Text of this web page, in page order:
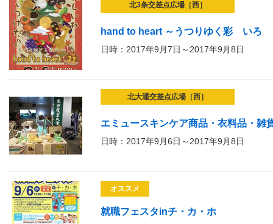
北3条交差点広場［西］
hand to heart ～うつりゆく彩 いろ
日時：2017年9月7日～2017年9月8日
北大通交差点広場［西］
エミュースキンケア商品・衣料品・雑
日時：2017年9月6日～2017年9月8日
オススメ
就職フェスタinチ・カ・ホ